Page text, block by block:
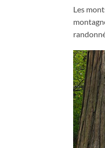
Les